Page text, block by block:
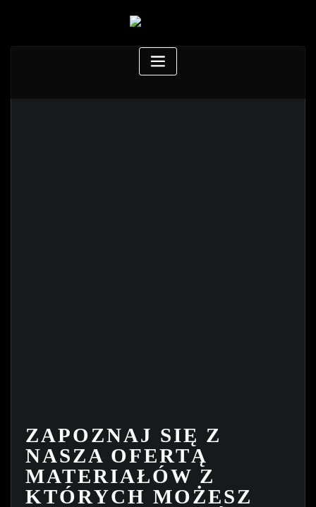
ZAPOZNAJ SIĘ Z
NASZA OFERTĄ
MATERIAŁÓW Z
KTÓRYCH MOŻESZ